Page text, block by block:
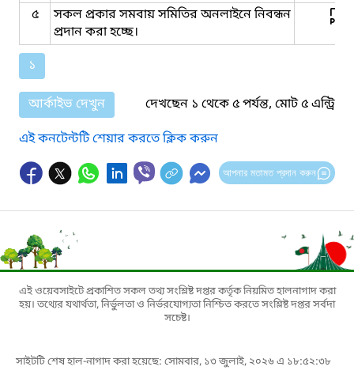
৫
সকল প্রকার সমবায় সমিতির অনলাইনে নিবন্ধন
প্রদান করা হচ্ছে।
১
আর্কাইভ দেখুন
দেখছেন ১ থেকে ৫ পর্যন্ত, মোট ৫ এন্ট্রি
এই কনটেন্টটি শেয়ার করতে ক্লিক করুন
আপনার মতামত প্রদান করুন
এই ওয়েবসাইটে প্রকাশিত সকল তথ্য সংশ্লিষ্ট দপ্তর কর্তৃক নিয়মিত হালনাগাদ করা
হয়। তথ্যের যথার্থতা, নির্ভুলতা ও নির্ভরযোগ্যতা নিশ্চিত করতে সংশ্লিষ্ট দপ্তর সর্বদা
সচেষ্ট।
সাইটটি শেষ হাল-নাগাদ করা হয়েছে: সোমবার, ১৩ জুলাই, ২০২৬ এ ১৮:৫২:৩৮